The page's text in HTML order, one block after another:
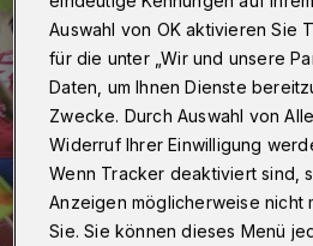
Auswahl von OK aktivieren Sie
für die unter „Wir und unsere
Daten, um Ihnen Dienste
Zwecke. Durch Auswahl von
Widerruf Ihrer Einwilligung
Wenn Tracker deaktiviert sind,
Anzeigen möglicherweise nicht
Sie. Sie können dieses Menü